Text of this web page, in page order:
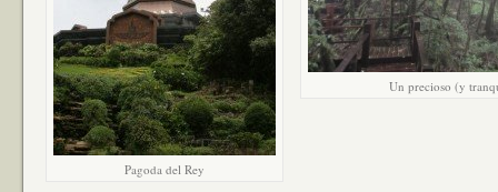
Pagoda del Rey
Un precioso (y